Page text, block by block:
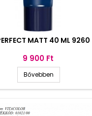
MATT 40 ML 9260
Ár
9 900 Ft
Bővebben